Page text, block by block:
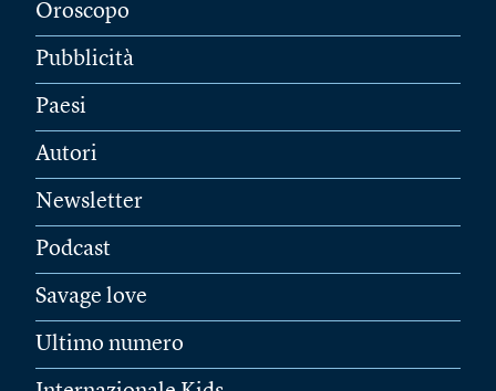
Oroscopo
Pubblicità
Paesi
Autori
Newsletter
Podcast
Savage love
Ultimo numero